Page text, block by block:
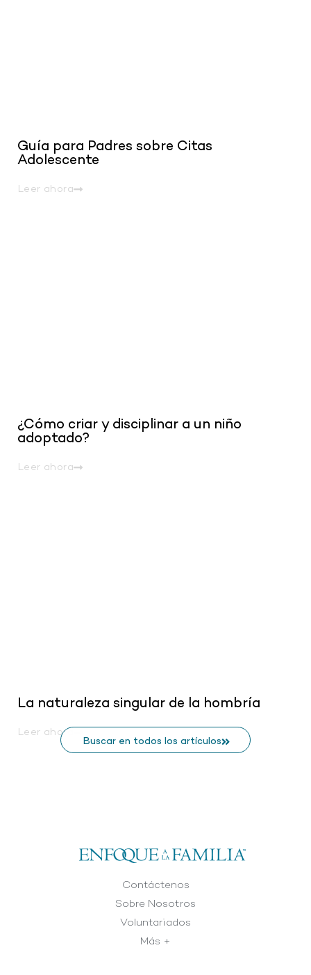
Guía para Padres sobre Citas
Adolescente
Leer ahora
¿Cómo criar y disciplinar a un niño
adoptado?
Leer ahora
La naturaleza singular de la hombría
Leer ahora
Buscar en todos los artículos
Contáctenos
Sobre Nosotros
Voluntariados
Más +